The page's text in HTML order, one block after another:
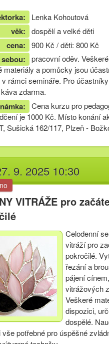
Lenka Kohoutová
věk: dospělí a velké děti
cena: 900 Kč / děti: 800 Kč
pracovní oděv. Veškeré
materiály a pomůcky jsou
rámci semináře. Pro
zdarma.
Cena kurzu pro
je 1000 Kč. Místo konání
Sušická 162/117, Plzeň -
9. 2025 10:30
VITRÁŽE pro
Celodenní
vitráží pro
pokročilé.
řezání a
pájení
vitrážových
Veškeré
dispozici,
dospělé.
potřebné pro úspěšné